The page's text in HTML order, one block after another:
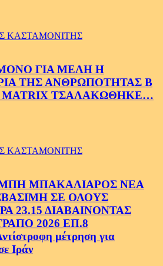
ΚΑΣΤΑΜΟΝΙΤΗΣ
ΓΙΑ ΜΕΛΗ Η
ΤΗΣ ΑΝΘΡΩΠΟΤΗΤΑΣ Β
ΤΣΑΛΑΚΩΘΗΚΕ…
ΚΑΣΤΑΜΟΝΙΤΗΣ
ΜΠΑΚΑΛΙΑΡΟΣ ΝΕΑ
ΣΕ ΟΛΟΥΣ
23.15 ΔΙΑΒΑΙΝΟΝΤΑΣ
2026 ΕΠ.8
μέτρηση για
Ιράν